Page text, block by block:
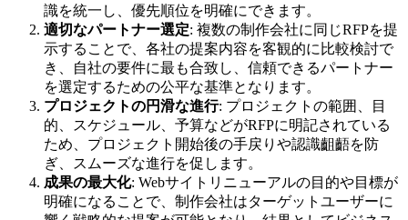
識を統一し、優先順位を明確にできます。
適切なパートナー選定: 複数の制作会社に同じRFPを提
示することで、各社の提案内容を客観的に比較検討で
き、自社の要件に最も合致し、信頼できるパートナー
を選定するための公平な基準となります。
プロジェクトの円滑な進行: プロジェクトの範囲、目
的、スケジュール、予算などがRFPに明記されている
ため、プロジェクト開始後の手戻りや認識齟齬を防
ぎ、スムーズな進行を促します。
成果の最大化: Webサイトリニューアルの目的や目標が
明確になることで、制作会社はターゲットユーザーに